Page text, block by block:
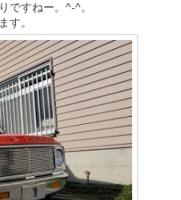
ですねー。^-^。
す。